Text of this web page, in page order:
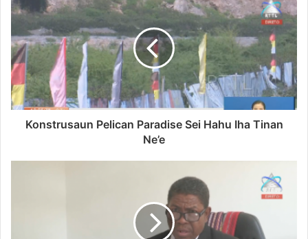
Konstrusaun Pelican Paradise Sei Hahu Iha Tinan
Ne’e